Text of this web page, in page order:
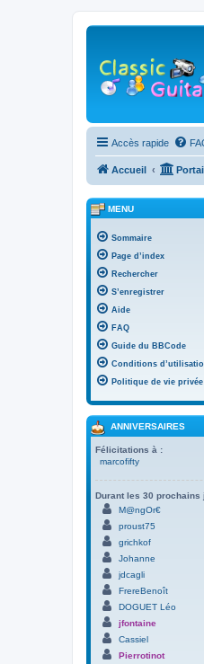
Accès rapide
Accueil
MENU
Sommaire
Page d’index
Rechercher
S’enregistrer
Aide
FAQ
Guide du BBCode
Conditions
Politique de vie privée
ANNIVERSAIRES
Félicitations à :
marcofifty
Durant les 30 prochains
M@ngOr€
proust75
grichkof
Johanne
jdcagli
FrereBenoît
DOGUET Léo
jfontaine
Cassiel
Pierrotinot